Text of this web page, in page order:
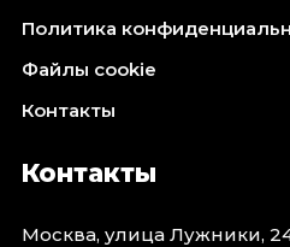
Политика
Файлы cookie
Контакты
Контакты
Москва, улица Лужники,